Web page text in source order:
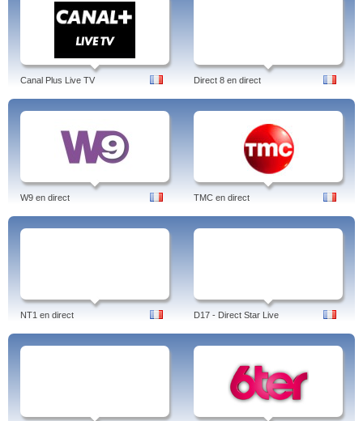
Canal Plus Live TV Direct 8 en direct
W9 en direct TMC en direct
NT1 en direct D17 - Direct Star Live